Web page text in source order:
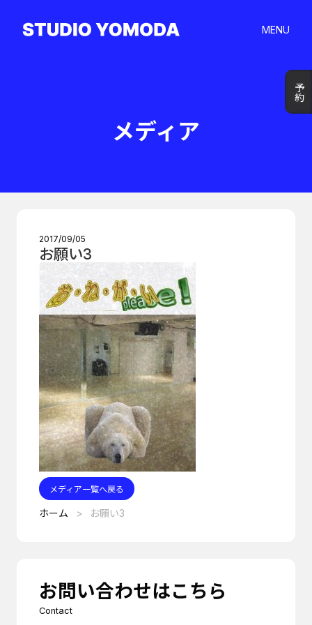
MENU
予約
予約
メディア
2017/09/05
お願い3
メディア一覧へ戻る
ホーム お願い3
お問い合わせはこちら
Contact